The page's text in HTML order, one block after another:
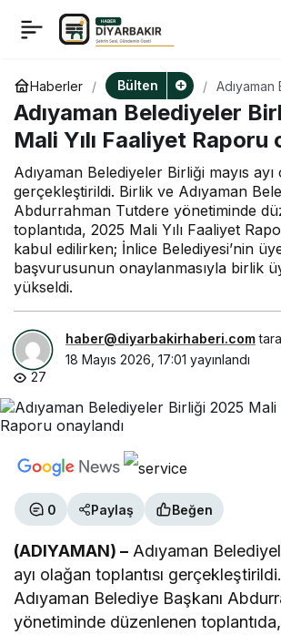
Haberler Bülten
2025 Mali
Raporu
Adıyaman Belediyeler
Mali Yılı Faaliyet Raporu
Adıyaman Belediyeler Birliği mayıs ayı
gerçekleştirildi. Birlik ve Adıyaman
Abdurrahman Tutdere yönetiminde
toplantıda, 2025 Mali Yılı Faaliyet
kabul edilirken; İnlice Belediyesi’nin
başvurusunun onaylanmasıyla birlik
yükseldi.
haber@diyarbakirhaberi.com
18 Mayıs 2026, 17:01 yayınlandı
27
0 Paylaş Beğen
(ADIYAMAN) – Adıyaman
ayı olağan toplantısı
Adıyaman Belediye Başkanı
yönetiminde düzenlenen toplantıda,
Muğla İstihdam Ofisleri,
Kariyer Şenliği’nde
öğrencilerle buluştu